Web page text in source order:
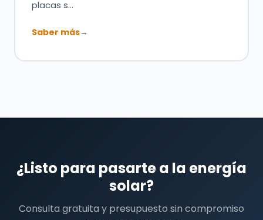
placas s…
Saber más→
¿Listo para pasarte a la energía
solar?
Consulta gratuita y presupuesto sin compromiso